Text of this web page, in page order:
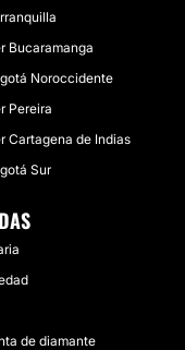
Bucaramanga
Noroccidente
Pereira
Cartagena de Indias
Sur
de diamante